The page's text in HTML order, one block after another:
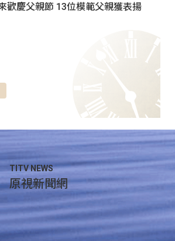
歡慶父親節 13位模範父親獲表揚
TITV NEWS
原視新聞網